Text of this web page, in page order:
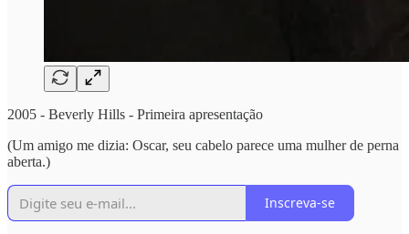
2005 - Beverly Hills - Primeira apresentação
(Um amigo me dizia: Oscar, seu cabelo parece uma mulher de perna
aberta.)
Inscreva-se